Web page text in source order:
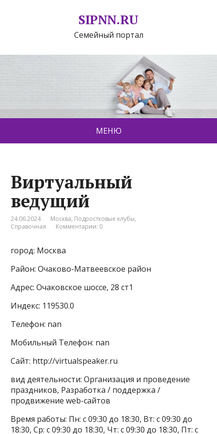
SIPNN.RU
Семейный портал
МЕНЮ
Виртуальный
ведущий
24.06.2024 Москва, Подростковые клубы,
Справочная
Комментарии: 0
город: Москва
Район: Очаково-Матвеевское район
Адрес: Очаковское шоссе, 28 ст1
Индекс: 119530.0
Телефон: nan
Мобильный Телефон: nan
Сайт: http://virtualspeaker.ru
вид деятельности: Организация и проведение
праздников, Разработка / поддержка /
продвижение web-сайтов
Время работы: Пн: с 09:30 до 18:30, Вт: с 09:30 до
18:30, Ср: с 09:30 до 18:30, Чт: с 09:30 до 18:30, Пт: с